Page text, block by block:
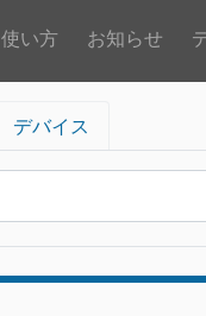
使い方 お知らせ
デバイス